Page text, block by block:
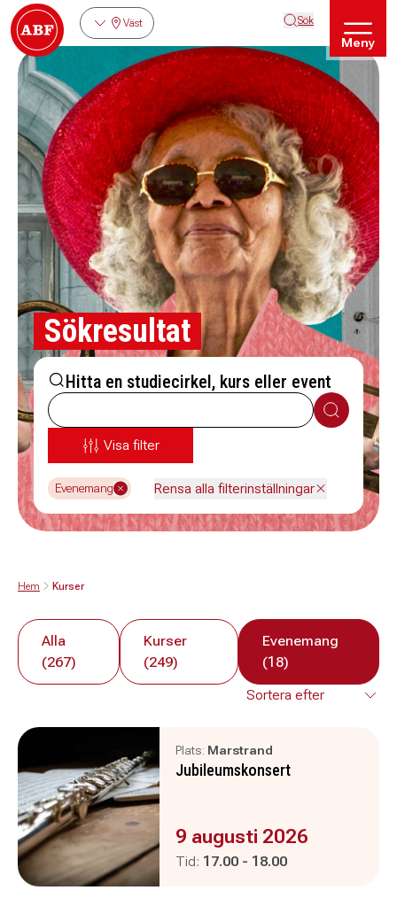
Väst Sök
Meny
Sökresultat
Hitta en studiecirkel, kurs eller event
Sök
Visa filter
Evenemang Rensa alla filterinställningar
Hem Kurser
Alla
(267)
Kurser
(249)
Evenemang
(18)
Plats: Marstrand
Jubileumskonsert
Evenemanget är :
9 augusti 2026
Tid: Pågår mellan
17.00 - och
18.00